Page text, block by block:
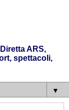
ARS,
spettacoli,
▼